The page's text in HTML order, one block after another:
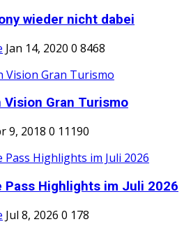
wieder nicht dabei
Jan 14, 2020 0 8468
Gran Turismo
9, 2018 0 11190
Pass Highlights im Juli 2026
Jul 8, 2026 0 178